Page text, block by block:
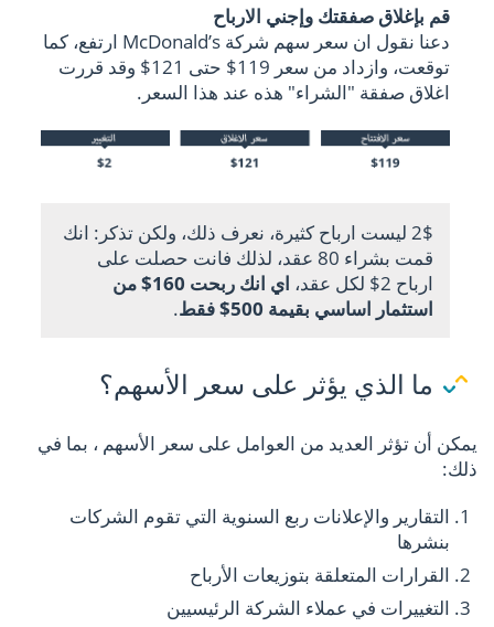
قم بإغلاق صفقتك وإجني الارباح
دعنا نقول ان سعر سهم شركة McDonald’s ارتفع، كما
توقعت، وازداد من سعر 119$ حتى 121$ وقد قررت
اغلاق صفقة "الشراء" هذه عند هذا السعر.
2$ ليست ارباح كثيرة، نعرف ذلك، ولكن تذكر: انك
قمت بشراء 80 عقد، لذلك فانت حصلت على
ارباح 2$ لكل عقد،
اي انك ربحت 160$ من
استثمار اساسي بقيمة 500$ فقط
.
ما الذي يؤثر على سعر الأسهم؟
يمكن أن تؤثر العديد من العوامل على سعر الأسهم ، بما في
ذلك:
التقارير والإعلانات ربع السنوية التي تقوم الشركات
بنشرها
القرارات المتعلقة بتوزيعات الأرباح
التغييرات في عملاء الشركة الرئيسيين